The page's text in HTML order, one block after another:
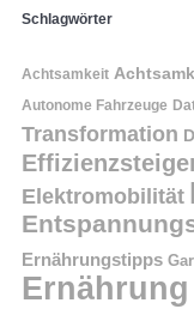
Schlagwörter
Achtsamkeit
Autonome Fahrzeuge
Transformation
Elektromobilität
Ernährungstipps
Ernährung